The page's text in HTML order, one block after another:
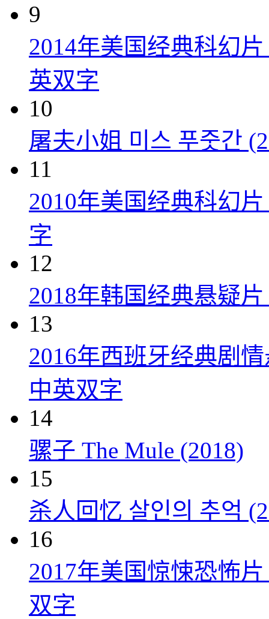
9
2014年美国经典科幻
英双字
10
屠夫小姐 미스 푸줏간
11
2010年美国经典科幻
字
12
2018年韩国经典悬疑
13
2016年西班牙经典剧
中英双字
14
骡子 The Mule (2018)
15
杀人回忆 살인의 추억
16
2017年美国惊悚恐怖
双字